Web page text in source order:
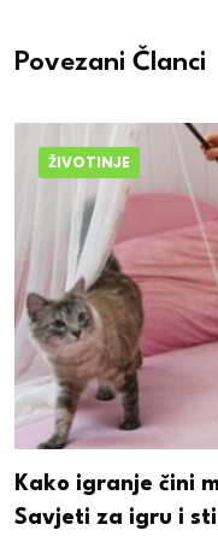
Povezani Članci
ŽIVOTINJE
Kako igranje čini
Savjeti za igru i